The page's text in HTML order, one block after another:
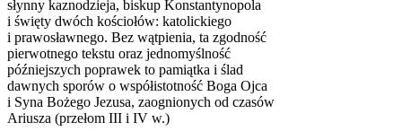
słynny kaznodzieja, biskup Konstantynopola
i święty dwóch kościołów: katolickiego
i prawosławnego. Bez wątpienia, ta zgodność
pierwotnego tekstu oraz jednomyślność
późniejszych poprawek to pamiątka i ślad
dawnych sporów o współistotność Boga Ojca
i Syna Bożego Jezusa, zaognionych od czasów
Ariusza (przełom III i IV w.)